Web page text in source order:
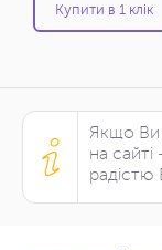
Купити в 1 клік
Якщо Ви
на